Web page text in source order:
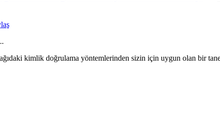
kimlik doğrulama yöntemlerinden sizin için uygun olan bir